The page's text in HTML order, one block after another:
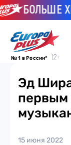
БОЛЬШЕ
№ 1 в России*
Эд
первым
15 июня 2022